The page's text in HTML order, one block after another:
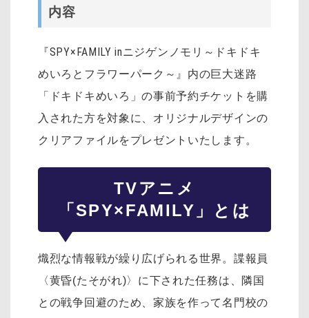
内容
『SPY×FAMILY inニジゲンノモリ～ドキドキ
めいろとフラワーパーク～』内の巨大迷路
「ドキドキめいろ」の事前予約チケットを購
入された方を対象に、オリジナルデザインの
クリアファイルをプレゼントいたします。
TVアニメ
「SPY×FAMILY」とは
熾烈な情報戦が繰り広げられる世界。諜報員
〈黄昏(たそがれ)〉に下された任務は、隣国
との戦争回避のため、家族を作って名門校の